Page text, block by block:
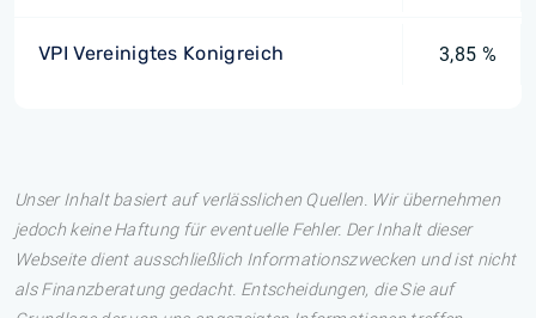
VPI Vereinigtes Konigreich 3,85 %
Unser Inhalt basiert auf verlässlichen Quellen. Wir übernehmen
jedoch keine Haftung für eventuelle Fehler. Der Inhalt dieser
Webseite dient ausschließlich Informationszwecken und ist nicht
als Finanzberatung gedacht. Entscheidungen, die Sie auf